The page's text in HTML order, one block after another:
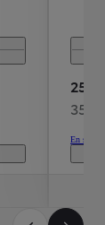
25
350
En